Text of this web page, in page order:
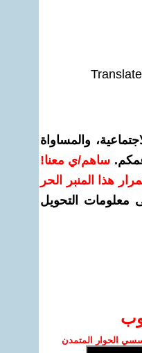
والمساواة
ساهم/ي معنا!
هذا المنبر الحر
معلومات التحويل
الحوار المتمدن